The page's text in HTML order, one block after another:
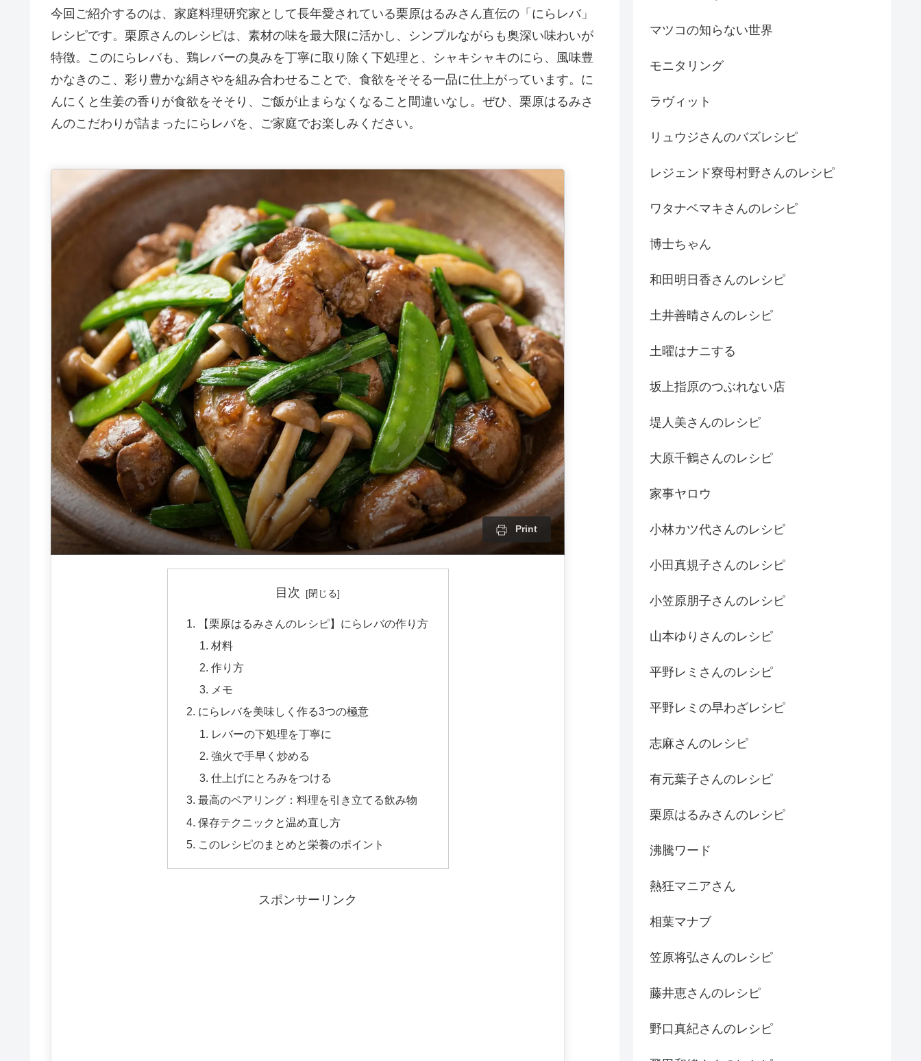
今回ご紹介するのは、家庭料理研究家として長年愛されている栗原はるみさん直伝の「にらレバ」
レシピです。栗原さんのレシピは、素材の味を最大限に活かし、シンプルながらも奥深い味わいが
特徴。このにらレバも、鶏レバーの臭みを丁寧に取り除く下処理と、シャキシャキのにら、風味豊
かなきのこ、彩り豊かな絹さやを組み合わせることで、食欲をそそる一品に仕上がっています。に
んにくと生姜の香りが食欲をそそり、ご飯が止まらなくなること間違いなし。ぜひ、栗原はるみさ
んのこだわりが詰まったにらレバを、ご家庭でお楽しみください。
Print
目次
【栗原はるみさんのレシピ】にらレバの作り方
材料
作り方
メモ
にらレバを美味しく作る3つの極意
レバーの下処理を丁寧に
強火で手早く炒める
仕上げにとろみをつける
最高のペアリング：料理を引き立てる飲み物
保存テクニックと温め直し方
このレシピのまとめと栄養のポイント
スポンサーリンク
マツコの知らない世界
モニタリング
ラヴィット
リュウジさんのバズレシピ
レジェンド寮母村野さんのレシピ
ワタナベマキさんのレシピ
博士ちゃん
和田明日香さんのレシピ
土井善晴さんのレシピ
土曜はナニする
坂上指原のつぶれない店
堤人美さんのレシピ
大原千鶴さんのレシピ
家事ヤロウ
小林カツ代さんのレシピ
小田真規子さんのレシピ
小笠原朋子さんのレシピ
山本ゆりさんのレシピ
平野レミさんのレシピ
平野レミの早わざレシピ
志麻さんのレシピ
有元葉子さんのレシピ
栗原はるみさんのレシピ
沸騰ワード
熱狂マニアさん
相葉マナブ
笠原将弘さんのレシピ
藤井恵さんのレシピ
野口真紀さんのレシピ